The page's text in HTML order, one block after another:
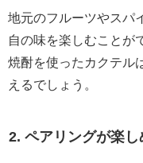
地元のフルーツやスパ
自の味を楽しむことが
焼酎を使ったカクテル
えるでしょう。
2. ペアリングが楽